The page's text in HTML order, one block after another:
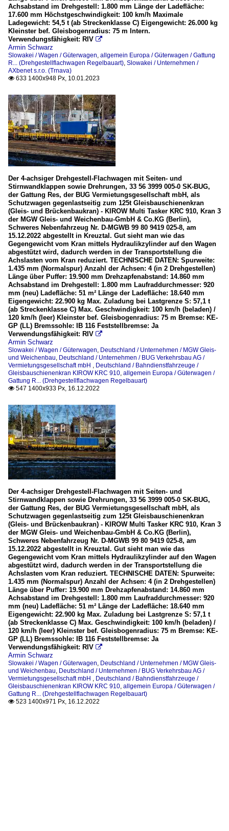
Achsabstand im Drehgestell: 1.800 mm Länge der Ladefläche:
17.600 mm Höchstgeschwindigkeit: 100 km/h Maximale
Ladegewicht: 54,5 t (ab Streckenklasse C) Eigengewicht: 26.000 kg
Kleinster bef. Gleisbogenradius: 75 m Intern.
Verwendungsfähigkeit: RIV 
Armin Schwarz
Slowakei / Wagen / Güterwagen, allgemein Europa / Güterwagen / Gattung
R... (Drehgestellflachwagen Regelbauart), Slowakei / Unternehmen /
AXbenet s.r.o. (Trnava)
 633 1400x948 Px, 10.01.2023
Der 4-achsiger Drehgestell-Flachwagen mit Seiten- und
Stirnwandklappen sowie Drehrungen, 33 56 3999 005-0 SK-BUG,
der Gattung Res, der BUG Vermietungsgesellschaft mbH, als
Schutzwagen gegenlastseitig zum 125t Gleisbauschienenkran
(Gleis- und Brückenbaukran) - KIROW Multi Tasker KRC 910, Kran 3
der MGW Gleis- und Weichenbau-GmbH & Co.KG (Berlin),
Schweres Nebenfahrzeug Nr. D-MGWB 99 80 9419 025-8, am
15.12.2022 abgestellt in Kreuztal. Gut sieht man wie das
Gegengewicht vom Kran mittels Hydraulikzylinder auf den Wagen
abgestützt wird, dadurch werden in der Transportstellung die
Achslasten vom Kran reduziert. TECHNISCHE DATEN: Spurweite:
1.435 mm (Normalspur) Anzahl der Achsen: 4 (in 2 Drehgestellen)
Länge über Puffer: 19.900 mm Drehzapfenabstand: 14.860 mm
Achsabstand im Drehgestell: 1.800 mm Laufraddurchmesser: 920
mm (neu) Ladefläche: 51 m² Länge der Ladefläche: 18.640 mm
Eigengewicht: 22.900 kg Max. Zuladung bei Lastgrenze S: 57,1 t
(ab Streckenklasse C) Max. Geschwindigkeit: 100 km/h (beladen) /
120 km/h (leer) Kleinster bef. Gleisbogenradius: 75 m Bremse: KE-
GP (LL) Bremssohle: IB 116 Feststellbremse: Ja
Verwendungsfähigkeit: RIV 
Armin Schwarz
Slowakei / Wagen / Güterwagen, Deutschland / Unternehmen / MGW Gleis-
und Weichenbau, Deutschland / Unternehmen / BUG Verkehrsbau AG /
Vermietungsgesellschaft mbH , Deutschland / Bahndienstfahrzeuge /
Gleisbauschienenkran KIROW KRC 910, allgemein Europa / Güterwagen /
Gattung R... (Drehgestellflachwagen Regelbauart)
 547 1400x933 Px, 16.12.2022
Der 4-achsiger Drehgestell-Flachwagen mit Seiten- und
Stirnwandklappen sowie Drehrungen, 33 56 3999 005-0 SK-BUG,
der Gattung Res, der BUG Vermietungsgesellschaft mbH, als
Schutzwagen gegenlastseitig zum 125t Gleisbauschienenkran
(Gleis- und Brückenbaukran) - KIROW Multi Tasker KRC 910, Kran 3
der MGW Gleis- und Weichenbau-GmbH & Co.KG (Berlin),
Schweres Nebenfahrzeug Nr. D-MGWB 99 80 9419 025-8, am
15.12.2022 abgestellt in Kreuztal. Gut sieht man wie das
Gegengewicht vom Kran mittels Hydraulikzylinder auf den Wagen
abgestützt wird, dadurch werden in der Transportstellung die
Achslasten vom Kran reduziert. TECHNISCHE DATEN: Spurweite:
1.435 mm (Normalspur) Anzahl der Achsen: 4 (in 2 Drehgestellen)
Länge über Puffer: 19.900 mm Drehzapfenabstand: 14.860 mm
Achsabstand im Drehgestell: 1.800 mm Laufraddurchmesser: 920
mm (neu) Ladefläche: 51 m² Länge der Ladefläche: 18.640 mm
Eigengewicht: 22.900 kg Max. Zuladung bei Lastgrenze S: 57,1 t
(ab Streckenklasse C) Max. Geschwindigkeit: 100 km/h (beladen) /
120 km/h (leer) Kleinster bef. Gleisbogenradius: 75 m Bremse: KE-
GP (LL) Bremssohle: IB 116 Feststellbremse: Ja
Verwendungsfähigkeit: RIV 
Armin Schwarz
Slowakei / Wagen / Güterwagen, Deutschland / Unternehmen / MGW Gleis-
und Weichenbau, Deutschland / Unternehmen / BUG Verkehrsbau AG /
Vermietungsgesellschaft mbH , Deutschland / Bahndienstfahrzeuge /
Gleisbauschienenkran KIROW KRC 910, allgemein Europa / Güterwagen /
Gattung R... (Drehgestellflachwagen Regelbauart)
 523 1400x971 Px, 16.12.2022